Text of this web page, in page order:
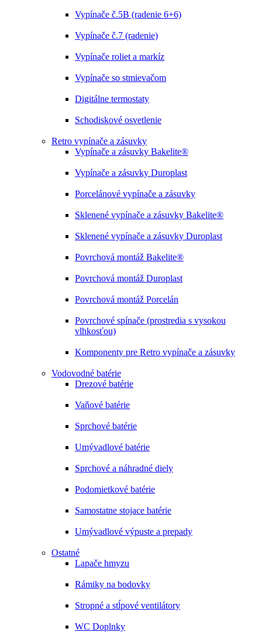
Vypínače č.5B (radenie 6+6)
Vypínače č.7 (radenie)
Vypínače roliet a markíz
Vypínače so stmievačom
Digitálne termostaty
Schodiskové osvetlenie
Retro vypínače a zásuvky
Vypínače a zásuvky Bakelite®
Vypínače a zásuvky Duroplast
Porcelánové vypínače a zásuvky
Sklenené vypínače a zásuvky Bakelite®
Sklenené vypínače a zásuvky Duroplast
Povrchová montáž Bakelite®
Povrchová montáž Duroplast
Povrchová montáž Porcelán
Povrchové spínače (prostredia s vysokou
vlhkosťou)
Komponenty pre Retro vypínače a zásuvky
Vodovodné batérie
Drezové batérie
Vaňové batérie
Sprchové batérie
Umývadlové batérie
Sprchové a náhradné diely
Podomietkové batérie
Samostatne stojace batérie
Umývadlové výpuste a prepady
Ostatné
Lapače hmyzu
Rámiky na bodovky
Stropné a stĺpové ventilátory
WC Doplnky